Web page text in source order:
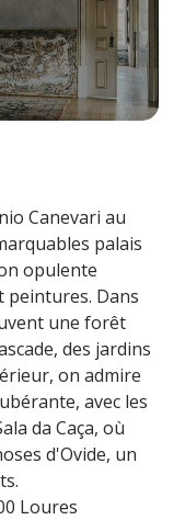
Canevari au
palais
opulente
peintures. Dans
une forêt
des jardins
on admire
avec les
da Caça, où
d'Ovide, un
Loures